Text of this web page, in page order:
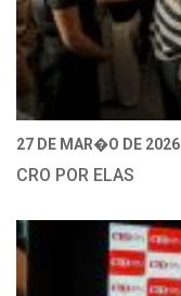
27 DE MAR�O DE 2026
CRO POR ELAS